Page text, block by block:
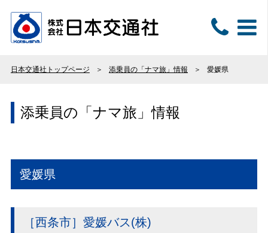
日本交通社トップページ 添乗員の「ナマ旅」情報 愛媛県
添乗員の「ナマ旅」情報
愛媛県
［西条市］愛媛バス(株)